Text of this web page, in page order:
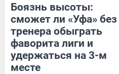
Боязнь высоты:
сможет ли «Уфа» без
тренера обыграть
фаворита лиги и
удержаться на 3-м
месте